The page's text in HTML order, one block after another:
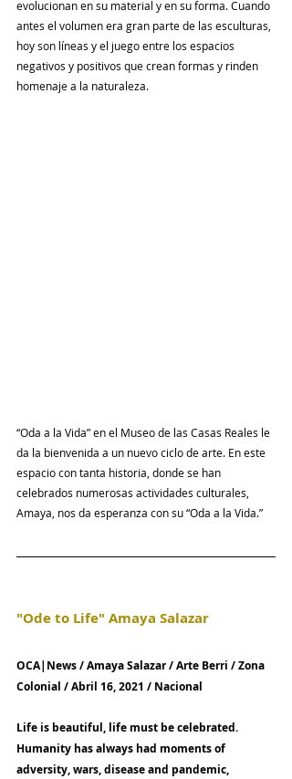
evolucionan en su material y en su forma. Cuando
antes el volumen era gran parte de las esculturas,
hoy son líneas y el juego entre los espacios
negativos y positivos que crean formas y rinden
homenaje a la naturaleza.
“Oda a la Vida” en el Museo de las Casas Reales le
da la bienvenida a un nuevo ciclo de arte. En este
espacio con tanta historia, donde se han
celebrados numerosas actividades culturales,
Amaya, nos da esperanza con su “Oda a la Vida.”
"Ode to Life" Amaya Salazar
OCA|News / Amaya Salazar / Arte Berri / Zona
Colonial / Abril 16, 2021 / Nacional
Life is beautiful, life must be celebrated.
Humanity has always had moments of
adversity, wars, disease and pandemic,